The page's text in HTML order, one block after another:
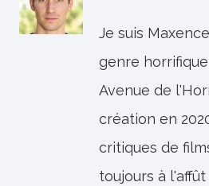
Je suis
genre
Avenue de
création en
critiques de
toujours à